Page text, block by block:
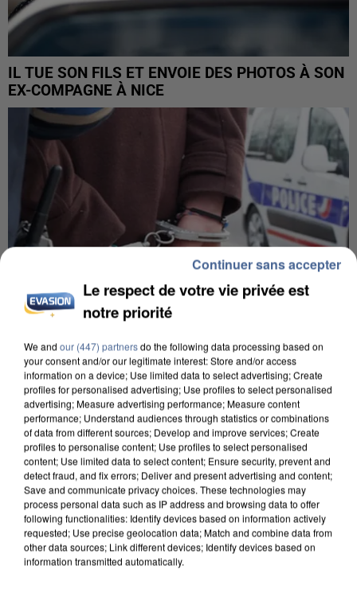
IL TUE SON FILS ET ENVOIE DES PHOTOS À SON
EX-COMPAGNE À NICE
L’UN DES FONDATEURS SUPPOSÉS DE LA DZ
MAFIA INTERPELLÉ EN ALGÉRIE
Le respect de votre vie privée est
notre priorité
We and our (447) partnersdo the following data processing based on
your consent and/or our legitimate interest: Store and/or access
information on a device; Use limited data to select advertising; Create
profiles for personalised advertising; Use profiles to select personalised
advertising; Measure advertising performance; Measure content
performance; Understand audiences through statistics or combinations
of data from different sources; Develop and improve services; Create
profiles to personalise content; Use profiles to select personalised
content; Use limited data to select content; Ensure security, prevent and
detect fraud, and fix errors; Deliver and present advertising and content;
Save and communicate privacy choices. These technologies may
process personal data such as IP address and browsing data to offer
following functionalities: Identify devices based on information actively
requested; Use precise geolocation data; Match and combine data from
other data sources; Link different devices; Identify devices based on
information transmitted automatically.
Continuer sans accepter